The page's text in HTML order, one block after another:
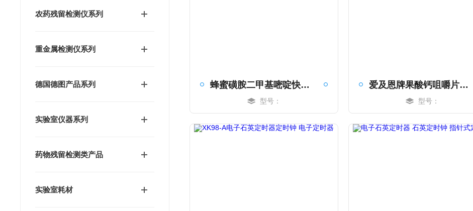
农药残留检测仪系列
重金属检测仪系列
德国德图产品系列
实验室仪器系列
药物残留检测类产品
实验室耗材
蜂蜜磺胺二甲基嘧啶快速检测卡
型号：
爱及恩牌果酸钙咀嚼片（儿童型）
型号：